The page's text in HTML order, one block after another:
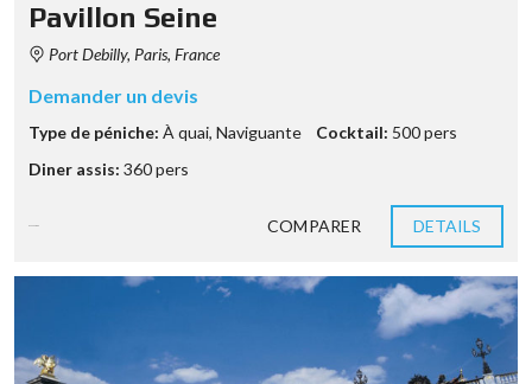
Pavillon Seine
Port Debilly, Paris, France
Demander un devis
Type de péniche: À quai, Naviguante Cocktail: 500 pers
Diner assis: 360 pers
COMPARER DETAILS